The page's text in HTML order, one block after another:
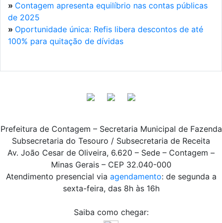
» Contagem apresenta equilíbrio nas contas públicas
de 2025
» Oportunidade única: Refis libera descontos de até
100% para quitação de dívidas
Prefeitura de Contagem – Secretaria Municipal de Fazenda
Subsecretaria do Tesouro / Subsecretaria de Receita
Av. João Cesar de Oliveira, 6.620 – Sede – Contagem –
Minas Gerais – CEP 32.040-000
Atendimento presencial via agendamento: de segunda a
sexta-feira, das 8h às 16h
Saiba como chegar: